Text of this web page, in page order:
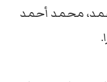
محمد أحمد